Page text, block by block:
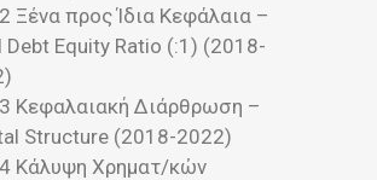
Ξένα προς Ίδια Κεφάλαια –
Debt Equity Ratio (:1) (2018-
Κεφαλαιακή Διάρθρωση –
Structure (2018-2022)
Κάλυψη Χρηματ/κών